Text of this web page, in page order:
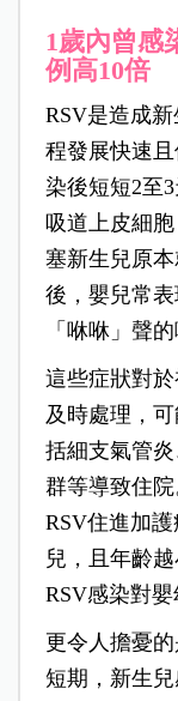
1歲內曾感
例高10倍
RSV是造成
程發展快速
染後短短2至
吸道上皮細
塞新生兒原
後，嬰兒常
「咻咻」聲
這些症狀對
及時處理，
括細支氣管
群等導致住
RSV住進加
兒，且年齡
RSV感染對嬰
更令人擔憂
短期，新生